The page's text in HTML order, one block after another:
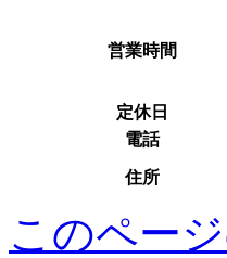
営業時間
定休日
電話
住所
このペー